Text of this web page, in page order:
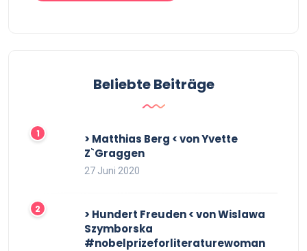
Beliebte Beiträge
> Matthias Berg < von Yvette
Z`Graggen
27 Juni 2020
> Hundert Freuden < von Wislawa
Szymborska
#nobelprizeforliteraturewoman